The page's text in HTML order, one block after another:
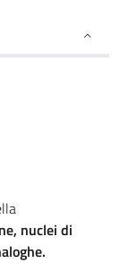
nuclei di